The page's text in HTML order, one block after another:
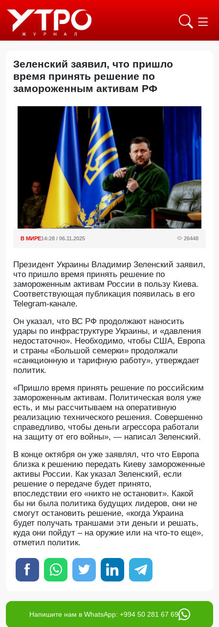
Зеленский заявил, что пришло
время принять решение по
замороженным активам РФ
В МИРЕ14:28 / 06.11.2025 26448
Президент Украины Владимир Зеленский заявил,
что пришло время принять решение по
замороженным активам России в пользу Киева.
Соответствующая публикация появилась в его
Telegram-канале.
Он указал, что ВС РФ продолжают наносить
удары по инфраструктуре Украины, и «давления
недостаточно». Необходимо, чтобы США, Европа
и страны «Большой семерки» продолжали
«санкционную и тарифную работу», утверждает
политик.
«Пришло время принять решение по российским
замороженным активам. Политическая воля уже
есть, и мы рассчитываем на оперативную
реализацию технического решения. Совершенно
справедливо, чтобы деньги агрессора работали
на защиту от его войны», — написал Зеленский.
В конце октября он уже заявлял, что что Европа
близка к решению передать Киеву замороженные
активы России. Как указал Зеленский, если
решение о передаче будет принято,
впоследствии его «никто не остановит». Какой
бы ни была политика будущих лидеров, они не
смогут остановить решение, «когда Украина
будет получать траншами эти деньги и решать,
куда они пойдут – на оружие или на что-то еще»,
отметил политик.
Напишите нам в WhatsApp: +994 50 281 67 69